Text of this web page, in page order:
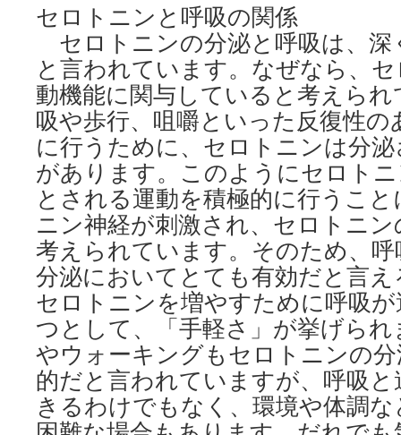
セロトニンと呼吸の関係
セロトニンの分泌と呼吸は、
と言われています。なぜなら、
動機能に関与していると考えら
吸や歩行、咀嚼といった反復性
に行うために、セロトニンは分
があります。このようにセロト
とされる運動を積極的に行うこ
ニン神経が刺激され、セロトニ
考えられています。そのため、
分泌においてとても有効だと言
セロトニンを増やすために呼吸
つとして、「手軽さ」が挙げら
やウォーキングもセロトニンの
的だと言われていますが、呼吸
きるわけでもなく、環境や体調